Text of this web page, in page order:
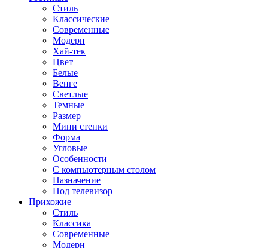
Стиль
Классические
Современные
Модерн
Хай-тек
Цвет
Белые
Венге
Светлые
Темные
Размер
Мини стенки
Форма
Угловые
Особенности
С компьютерным столом
Назначение
Под телевизор
Прихожие
Стиль
Классика
Современные
Модерн